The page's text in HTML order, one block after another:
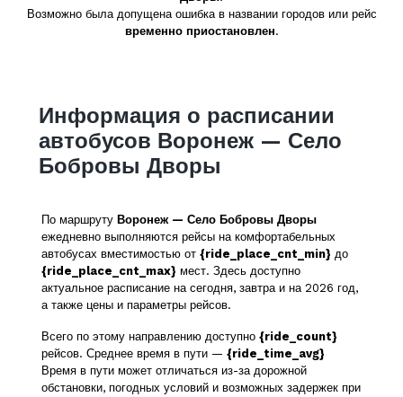
Возможно была допущена ошибка в названии городов или рейс
временно приостановлен.
Информация о расписании
автобусов Воронеж — Село
Бобровы Дворы
По маршруту Воронеж — Село Бобровы Дворы
ежедневно выполняются рейсы на комфортабельных
автобусах вместимостью от {ride_place_cnt_min} до
{ride_place_cnt_max} мест. Здесь доступно
актуальное расписание на сегодня, завтра и на 2026 год,
а также цены и параметры рейсов.
Всего по этому направлению доступно {ride_count}
рейсов. Среднее время в пути — {ride_time_avg}
Время в пути может отличаться из-за дорожной
обстановки, погодных условий и возможных задержек при